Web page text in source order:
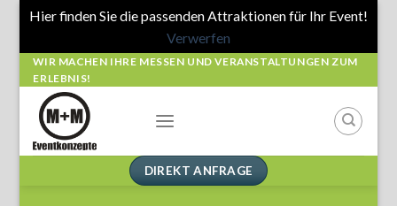
Hier finden Sie die passenden Attraktionen für Ihr Event!
Verwerfen
Skip
to
content
WIR MACHEN IHRE MESSEN UND VERANSTALTUNGEN ZUM
ERLEBNIS!
DIREKT ANFRAGE